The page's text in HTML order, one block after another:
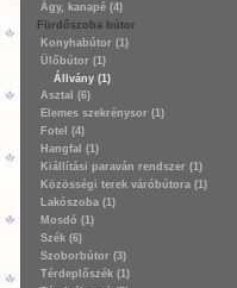
Ágy, kanapé (4)
Fürdőszoba bútor
Konyhabútor (1)
Ülőbútor (1)
Állvány (1)
Asztal (6)
Elemes szekrénysor (1)
Fotel (4)
Hangfal (1)
Kiállítási paraván rendszer (1)
Közösségi terek váróbútora (1)
Lakószoba (1)
Mosdó (1)
Szék (6)
Szoborbútor (3)
Térdeplőszék (1)